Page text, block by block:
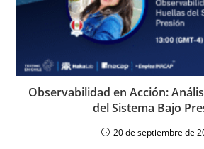
Observabilidad en Acción:
del Sistema Bajo
20 de septiembre de